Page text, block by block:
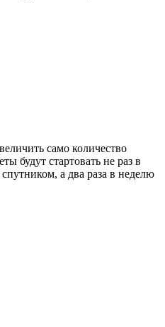
само количество
будут стартовать не раз в
а два раза в неделю